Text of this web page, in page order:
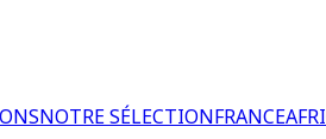
NOTRE SÉLECTIONFRANCE